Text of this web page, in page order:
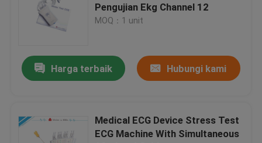
Produk
Pengujian Ekg Channel 12
MOQ：1 unit
Harga terbaik Hubungi kami
Medical ECG Device Stress Test
ECG Machine With Simultaneous